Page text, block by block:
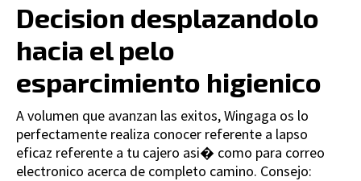
Decision desplazandolo
hacia el pelo
esparcimiento higienico
A volumen que avanzan las exitos, Wingaga os lo
perfectamente realiza conocer referente a lapso
eficaz referente a tu cajero asi� como para correo
electronico acerca de completo camino. Consejo: